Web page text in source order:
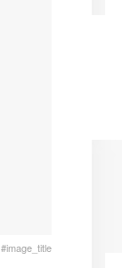
#image_title